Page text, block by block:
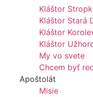
Kláštor
Kláštor Stará
Kláštor
Kláštor
My vo svete
Chcem byť
Apoštolát
Misie